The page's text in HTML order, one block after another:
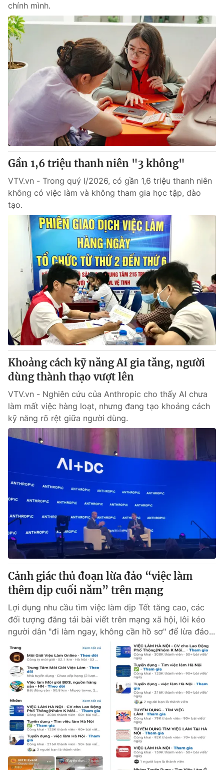
chính mình.
Gần 1,6 triệu thanh niên "3 không"
VTV.vn - Trong quý I/2026, có gần 1,6 triệu thanh niên
không có việc làm và không tham gia học tập, đào
tạo.
Khoảng cách kỹ năng AI gia tăng, người
dùng thành thạo vượt lên
VTV.vn - Nghiên cứu của Anthropic cho thấy AI chưa
làm mất việc hàng loạt, nhưng đang tạo khoảng cách
kỹ năng rõ rệt giữa người dùng.
Cảnh giác thủ đoạn lừa đảo “việc làm
thêm dịp cuối năm” trên mạng
Lợi dụng nhu cầu tìm việc làm dịp Tết tăng cao, các
đối tượng đăng tải bài viết trên mạng xã hội, lôi kéo
người dân "đi làm ngay, không cần hồ sơ" để lừa đảo...